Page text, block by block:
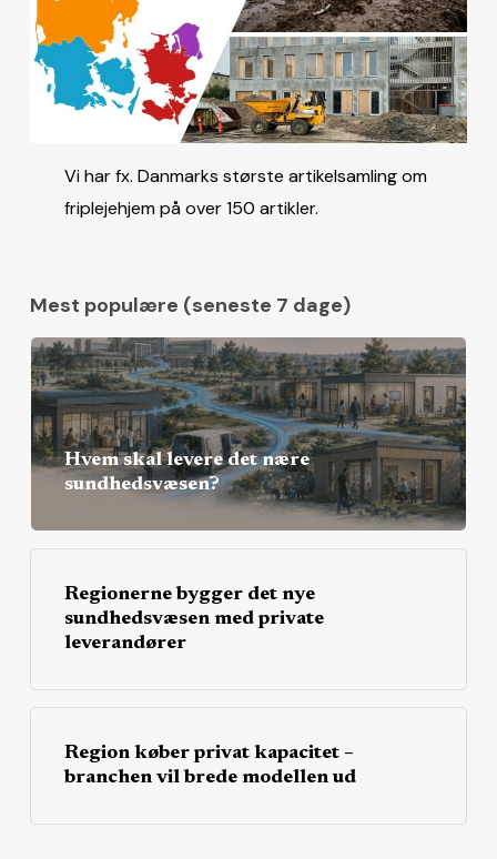
Vi har fx. Danmarks største artikelsamling om
friplejehjem på over 150 artikler.
Mest populære (seneste 7 dage)
Hvem skal levere det nære
sundhedsvæsen?
Regionerne bygger det nye
sundhedsvæsen med private
leverandører
Region køber privat kapacitet –
branchen vil brede modellen ud